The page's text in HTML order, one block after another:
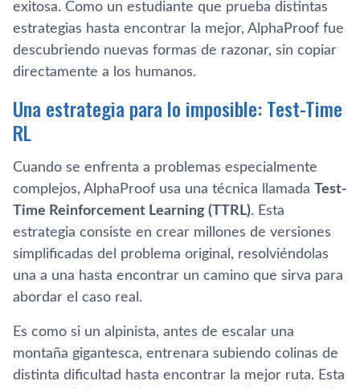
exitosa. Como un estudiante que prueba distintas
estrategias hasta encontrar la mejor, AlphaProof fue
descubriendo nuevas formas de razonar, sin copiar
directamente a los humanos.
Una estrategia para lo imposible: Test-Time
RL
Cuando se enfrenta a problemas especialmente
complejos, AlphaProof usa una técnica llamada
Test-
Time Reinforcement Learning (TTRL). Esta
estrategia consiste en crear millones de versiones
simplificadas del problema original, resolviéndolas
una a una hasta encontrar un camino que sirva para
abordar el caso real.
Es como si un alpinista, antes de escalar una
montaña gigantesca, entrenara subiendo colinas de
distinta dificultad hasta encontrar la mejor ruta. Esta